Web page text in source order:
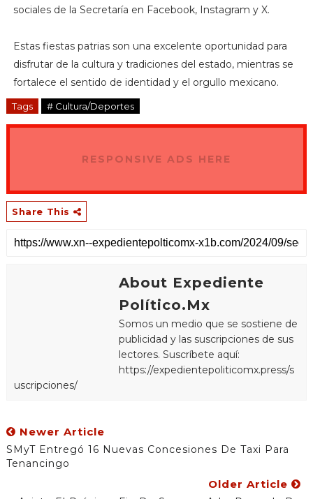
sociales de la Secretaría en Facebook, Instagram y X.
Estas fiestas patrias son una excelente oportunidad para
disfrutar de la cultura y tradiciones del estado, mientras se
fortalece el sentido de identidad y el orgullo mexicano.
Tags # Cultura/Deportes
RESPONSIVE ADS HERE
Share This
About Expediente
Político.Mx
Somos un medio que se sostiene de
publicidad y las suscripciones de sus
lectores. Suscríbete aquí:
https://expedientepoliticomx.press/s
uscripciones/
Newer Article
SMyT Entregó 16 Nuevas Concesiones De Taxi Para
Tenancingo
Older Article